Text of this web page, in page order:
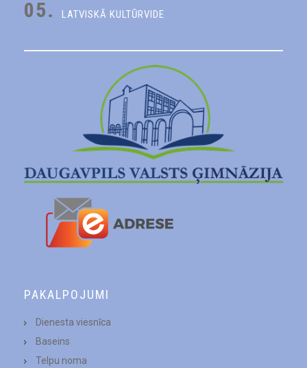
05. LATVISKĀ KULTŪRVIDE
PAKALPOJUMI
Dienesta viesnīca
Baseins
Telpu noma